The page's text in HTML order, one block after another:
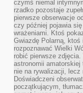
czymś niemal
rzadko pozostaje
pierwsze obserwacje
czy później pojawia
wrażeniami. Ktoś
Gwiazdę Polarną,
rozpoznawać Wielki
robić pierwsze zdjęcia.
astronomii
nie na rywalizacji,
Doświadczeni
początkującym,